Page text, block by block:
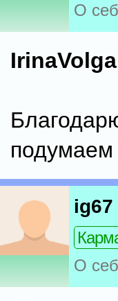
О
IrinaVolga
ig67
О